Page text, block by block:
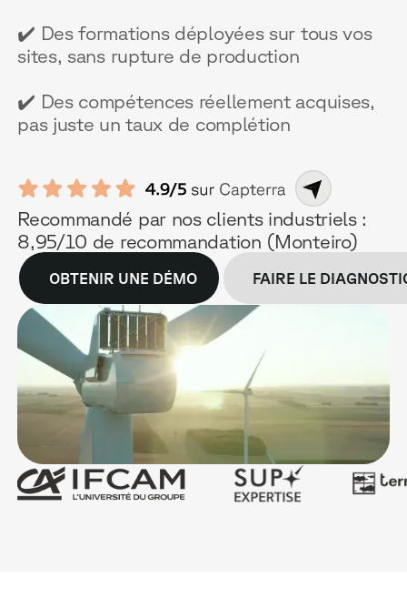
✔️ Des formations déployées sur tous vos
sites, sans rupture de production
✔️ Des compétences réellement acquises,
pas juste un taux de complétion
Recommandé par nos clients industriels :
8,95/10 de recommandation (Monteiro)
OBTENIR UNE DÉMO FAIRE LE